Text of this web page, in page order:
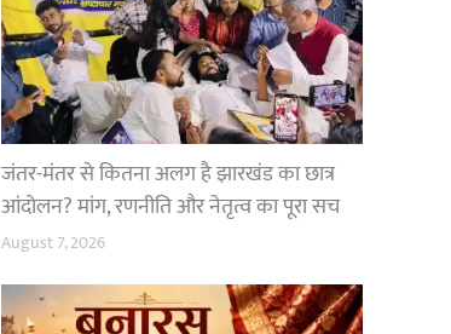
जंतर-मंतर से कितना अलग है झारखंड का छात्र
आंदोलन? मांग, रणनीति और नेतृत्व का पूरा सच
August 7, 2026